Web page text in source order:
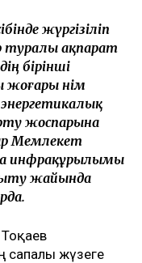
жүргізіліп
туралы ақпарат
бірінші
жоғары өнім
жоспарына
Мемлекет
инфрақұрылымы
жайында
жүзеге